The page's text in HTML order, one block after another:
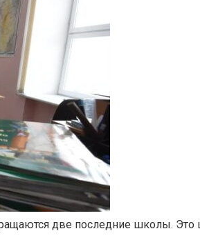
две последние школы.